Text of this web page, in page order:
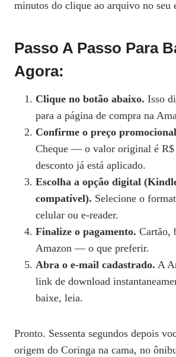
minutos do clique ao arquivo no seu
Passo A Passo Para
Agora:
Clique no botão abaixo. Isso
para a página de compra na
Confirme o preço
Cheque — o valor original é R$
desconto já está aplicado.
Escolha a opção digital
compatível). Selecione o
celular ou e-reader.
Finalize o pagamento. Cartão,
Amazon — o que preferir.
Abra o e-mail cadastrado. A
link de download
baixe, leia.
Pronto. Sessenta segundos depois
origem do Coringa na cama, no